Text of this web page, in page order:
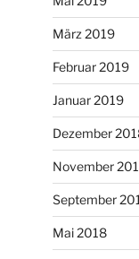
März 2019
Februar 2019
Januar 2019
Dezember
November
September
Mai 2018